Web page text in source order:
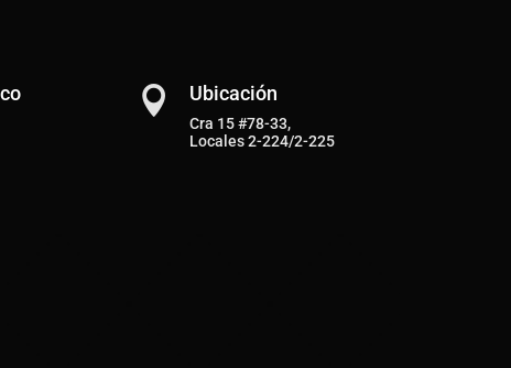
 Ubicación
Cra 15 #78-33,
Locales 2-224/2-225